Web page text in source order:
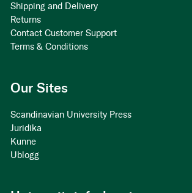
Shipping and Delivery
Returns
Contact Customer Support
Terms & Conditions
Our Sites
Scandinavian University Press
Juridika
Kunne
Ublogg